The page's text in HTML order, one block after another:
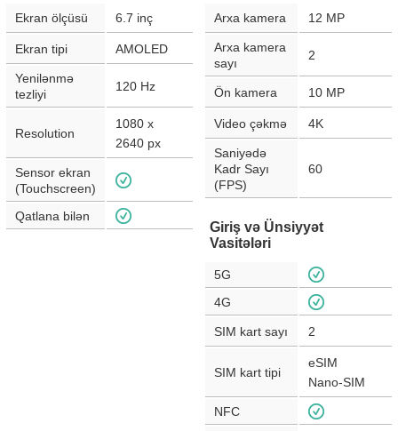
Ekran ölçüsü 6.7 inç
Ekran tipi AMOLED
Yenilənmə
tezliyi
120 Hz
Resolution
1080 x
2640 px
Sensor ekran
(Touchscreen)
Qatlana bilən
Arxa kamera 12 MP
Arxa kamera
sayı
2
Ön kamera 10 MP
Video çəkmə 4K
Saniyədə
Kadr Sayı
(FPS)
60
Giriş və Ünsiyyət
Vasitələri
5G
4G
SIM kart sayı 2
SIM kart tipi
eSIM
Nano-SIM
NFC